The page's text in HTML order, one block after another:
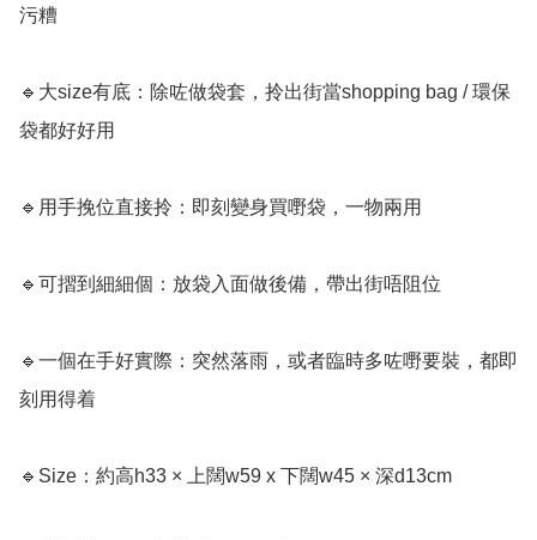
污糟
🔹大size有底：除咗做袋套，拎出街當shopping bag / 環保
袋都好好用
🔹用手挽位直接拎：即刻變身買嘢袋，一物兩用
🔹可摺到細細個：放袋入面做後備，帶出街唔阻位
🔹一個在手好實際：突然落雨，或者臨時多咗嘢要裝，都即
刻用得着
🔹Size：約高h33 × 上闊w59 x 下闊w45 × 深d13cm